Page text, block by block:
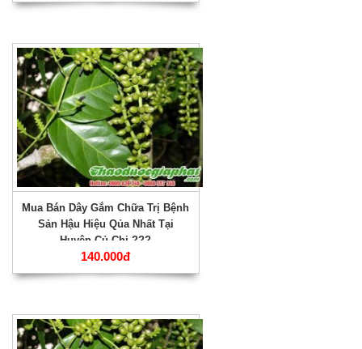
Mua Bán Dây Gắm Chữa Trị Bệnh
Sản Hậu Hiệu Qủa Nhất Tại
Huyện Củ Chi ???
140.000đ